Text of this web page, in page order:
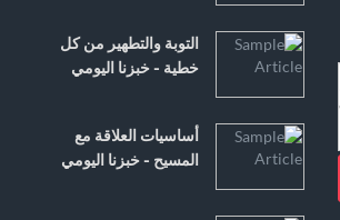
التوبة والتطهير من كل
خطية - خبزنا اليومي
أساسيات العلاقة مع
المسيح - خبزنا اليومي